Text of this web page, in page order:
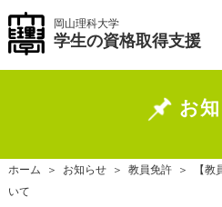
岡山理科大学
学生の資格取得支援
お
ホーム ＞ お知らせ ＞ 教員免許 ＞
【
いて